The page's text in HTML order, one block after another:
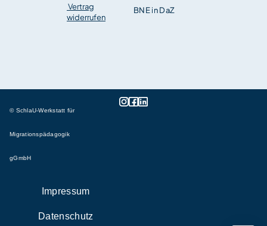
BNE in DaZ
Vertrag
widerrufen
© SchlaU-Werkstatt für
Migrationspädagogik
gGmbH
Impressum
Datenschutz